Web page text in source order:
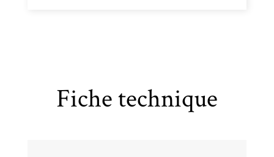
Fiche technique